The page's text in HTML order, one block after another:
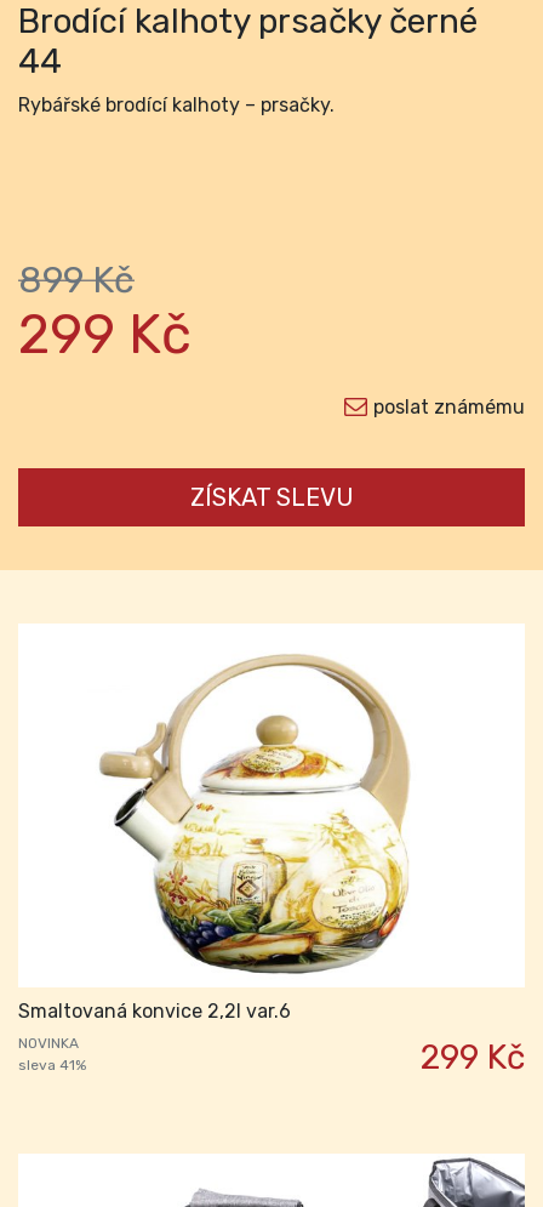
Brodící kalhoty prsačky černé
44
Rybářské brodící kalhoty – prsačky.
899 Kč
299 Kč
poslat známému
ZÍSKAT SLEVU
Smaltovaná konvice 2,2l var.6
NOVINKA
sleva 41%
299 Kč